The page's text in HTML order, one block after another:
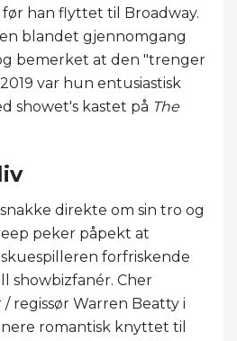
før han flyttet til Broadway.
blandet gjennomgang
bemerket at den "trenger
var hun entusiastisk
showet's kastet på The
direkte om sin tro og
peker påpekt at
forfriskende
showbizfanér. Cher
regissør Warren Beatty i
romantisk knyttet til